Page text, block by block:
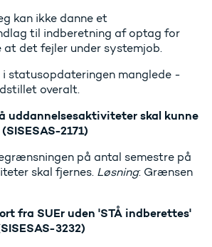
kan ikke danne et
til indberetning af optag for
at det fejler under systemjob.
statusopdateringen manglede -
overalt.
uddannelsesaktiviteter skal kunne
2171)
på antal semestre på
skal fjernes. Løsning: Grænsen
fra SUEr uden 'STÅ indberettes'
3232)